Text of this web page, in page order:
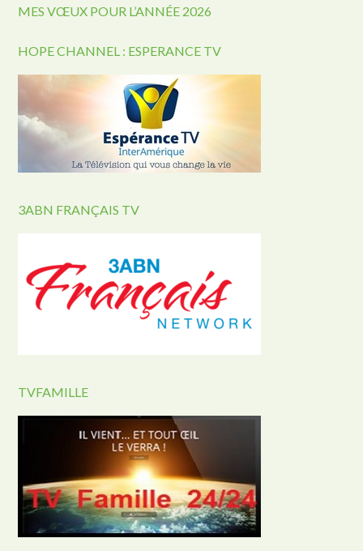
MES VŒUX POUR L’ANNÉE 2026
HOPE CHANNEL : ESPERANCE TV
3ABN FRANÇAIS TV
TVFAMILLE